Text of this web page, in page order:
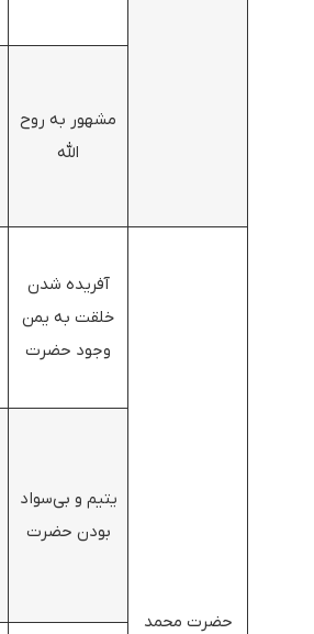
مشهور به روح‌
الله
حضرت محمد
آفریده شدن
خلقت به یمن
وجود حضرت
یتیم و بی‌سواد
بودن حضرت